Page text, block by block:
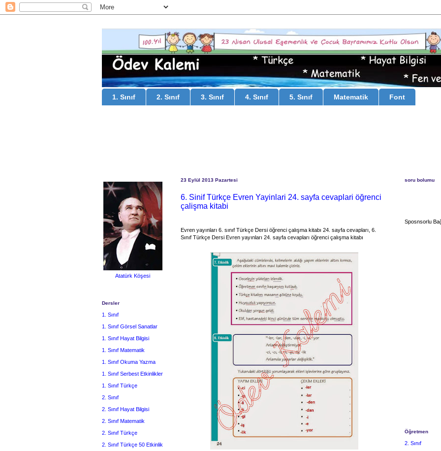
1. Sınıf 2. Sınıf 3. Sınıf 4. Sınıf 5. Sınıf Matematik Font
23 Eylül 2013 Pazartesi
6. Sinif Türkçe Evren Yayinlari 24. sayfa cevaplari öğrenci
çalişma kitabi
Evren yayınları 6. sınıf Türkçe Dersi öğrenci çalışma kitabı 24. sayfa cevapları, 6.
Sınıf Türkçe Dersi Evren yayınları 24. sayfa cevapları öğrenci çalışma kitabı
Atatürk Köşesi
Dersler
1. Sınıf
1. Sınıf Görsel Sanatlar
1. Sınıf Hayat Bilgisi
1. Sınıf Matematik
1. Sınıf Okuma Yazma
1. Sınıf Serbest Etkinlikler
1. Sınıf Türkçe
2. Sınıf
2. Sınıf Hayat Bilgisi
2. Sınıf Matematik
2. Sınıf Türkçe
2. Sınıf Türkçe 50 Etkinlik
soru bolumu
Sposnsorlu
Öğretmen
2. Sınıf